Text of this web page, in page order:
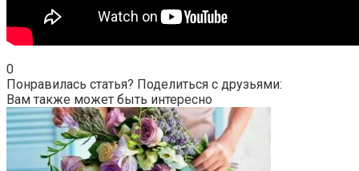
0
Понравилась статья? Поделиться с друзьями:
Вам также может быть интересно